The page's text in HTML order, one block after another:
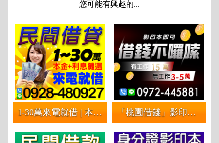
您可能有興趣的...
1-30萬來電就借 | 本金+利息攤還 民間借款 「桃園借錢」影印本即可 借錢不囉嗦 | 有工作15萬 無工作3-5萬「台灣第一借錢網」